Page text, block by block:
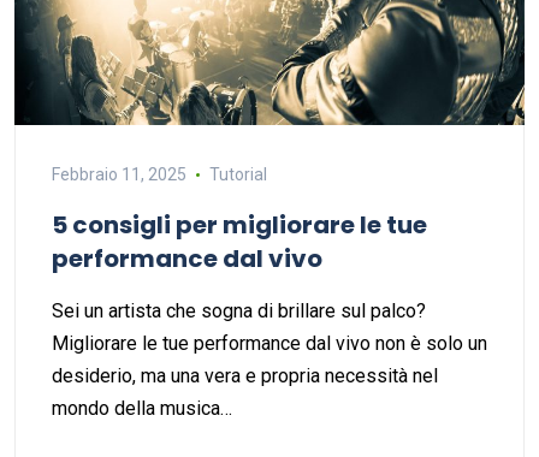
Febbraio 11, 2025 Tutorial
5 consigli per migliorare le tue
performance dal vivo
Sei un artista che sogna di brillare sul palco?
Migliorare le tue performance dal vivo non è solo un
desiderio, ma una vera e propria necessità nel
mondo della musica…